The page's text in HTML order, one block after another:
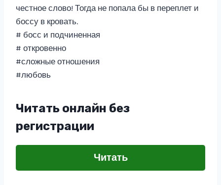
честное слово! Тогда не попала бы в переплет и
боссу в кровать.
# босс и подчиненная
# откровенно
#сложные отношения
#любовь
Читать онлайн без
регистрации
Читать